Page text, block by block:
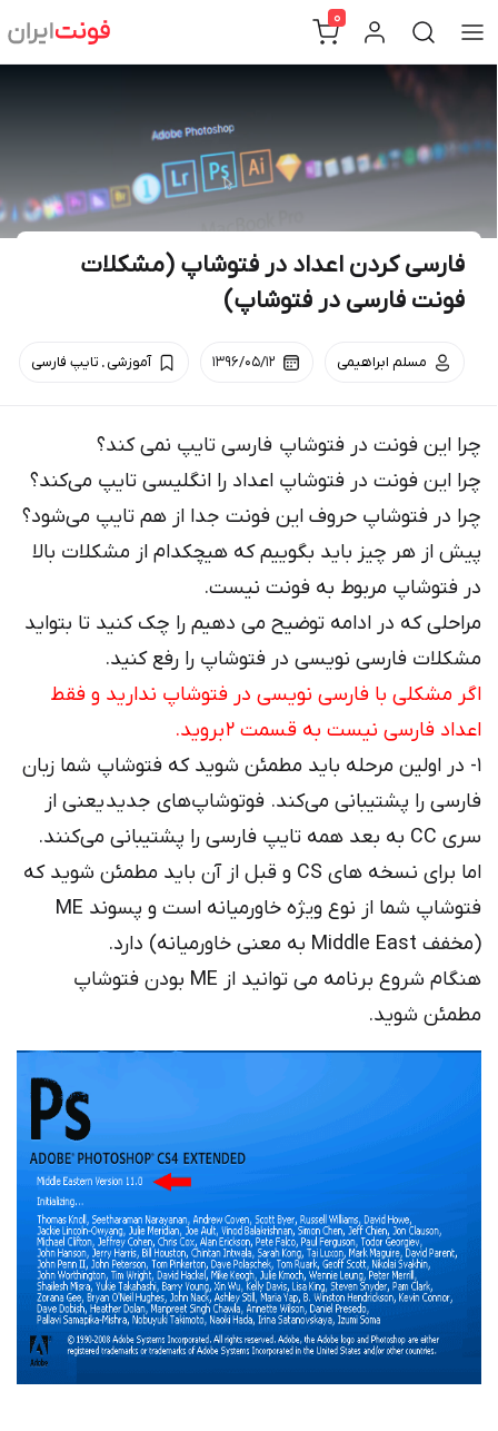
0
فارسی کردن اعداد در فتوشاپ (مشکلات
فونت فارسی در فتوشاپ)
مسلم ابراهیمی ۱۳۹۶/۰۵/۱۲ آموزشی. تایپ فارسی
چرا این فونت در فتوشاپ فارسی تایپ نمی کند؟
چرا این فونت در فتوشاپ اعداد را انگلیسی تایپ می‌کند؟
چرا در فتوشاپ حروف این فونت جدا از هم تایپ می‌شود؟
پیش از هر چیز باید بگوییم که هیچکدام از مشکلات بالا
در فتوشاپ مربوط به فونت نیست.
مراحلی که در ادامه توضیح می دهیم را چک کنید تا بتواید
مشکلات فارسی نویسی در فتوشاپ را رفع کنید.
اگر مشکلی با فارسی نویسی در فتوشاپ ندارید و فقط
اعداد فارسی نیست به قسمت ۲ بروید.
۱- در اولین مرحله باید مطمئن شوید که فتوشاپ شما زبان
فارسی را پشتیبانی می‌کند. فوتوشاپ‌های جدید یعنی از
سری CC به بعد همه تایپ فارسی را پشتیبانی می‌کنند.
اما برای نسخه های CS و قبل از آن باید مطمئن شوید که
فتوشاپ شما از نوع ویژه خاورمیانه است و پسوند ME
(مخفف Middle East به معنی خاورمیانه) دارد.
هنگام شروع برنامه می توانید از ME بودن فتوشاپ
مطمئن شوید.